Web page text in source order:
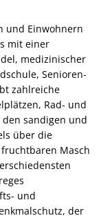
und Einwohnern
mit einer
medizinischer
Senioren-
zahlreiche
Rad- und
den sandigen und
über die
Masch
und
der